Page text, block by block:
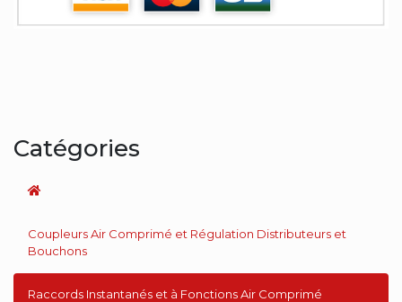
Catégories
Coupleurs Air Comprimé et Régulation Distributeurs et
Bouchons
Raccords Instantanés et à Fonctions Air Comprimé